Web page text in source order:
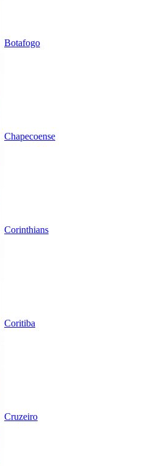
Botafogo
Chapecoense
Corinthians
Coritiba
Cruzeiro